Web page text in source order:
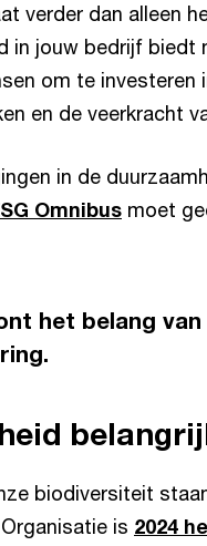
verder dan alleen
in jouw bedrijf
om te
en de veerkracht
in de
Omnibus moet
het belang
biodiversiteit
is 2024